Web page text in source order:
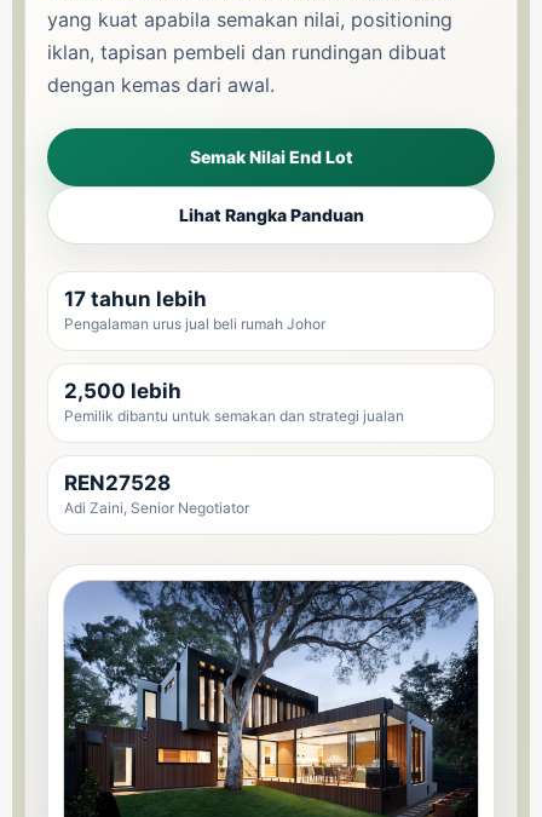
yang kuat apabila semakan nilai, positioning
iklan, tapisan pembeli dan rundingan dibuat
dengan kemas dari awal.
Semak Nilai End Lot
Lihat Rangka Panduan
17 tahun lebih
Pengalaman urus jual beli rumah Johor
2,500 lebih
Pemilik dibantu untuk semakan dan strategi jualan
REN27528
Adi Zaini, Senior Negotiator